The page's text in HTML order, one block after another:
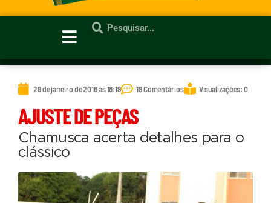
29 de janeiro de 2016 às 18:19 19 Comentários Visualizações: 0
AJUSTE DE PEÇAS
Chamusca acerta detalhes para o
clássico